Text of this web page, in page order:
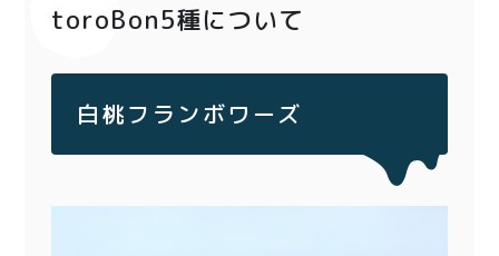
toroBon5種について
白桃フランボワーズ